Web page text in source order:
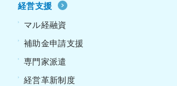
経営支援
マル経融資
補助金申請支援
専門家派遣
経営革新制度